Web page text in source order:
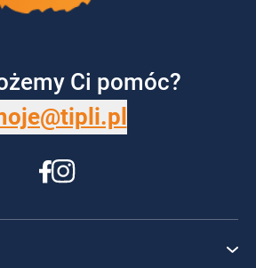
Ci pomóc?